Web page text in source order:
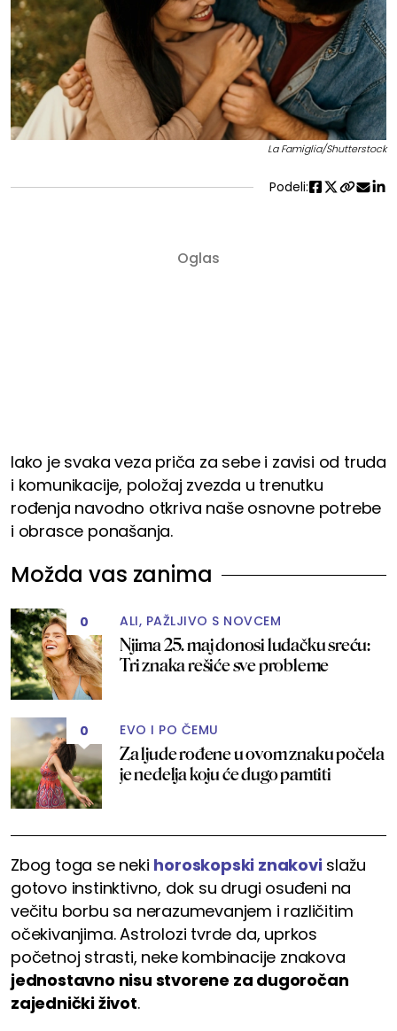
La Famiglia/Shutterstock
Podeli:
Iako je svaka veza priča za sebe i zavisi od truda
i komunikacije, položaj zvezda u trenutku
rođenja navodno otkriva naše osnovne potrebe
i obrasce ponašanja.
Možda vas zanima
0 ALI, PAŽLJIVO S NOVCEM
Njima 25. maj donosi ludačku sreću:
Tri znaka rešiće sve probleme
0 EVO I PO ČEMU
Za ljude rođene u ovom znaku počela
je nedelja koju će dugo pamtiti
Zbog toga se neki horoskopski znakovislažu
gotovo instinktivno, dok su drugi osuđeni na
večitu borbu sa nerazumevanjem i različitim
očekivanjima. Astrolozi tvrde da, uprkos
početnoj strasti, neke kombinacije znakova
jednostavno nisu stvorene za dugoročan
zajednički život.